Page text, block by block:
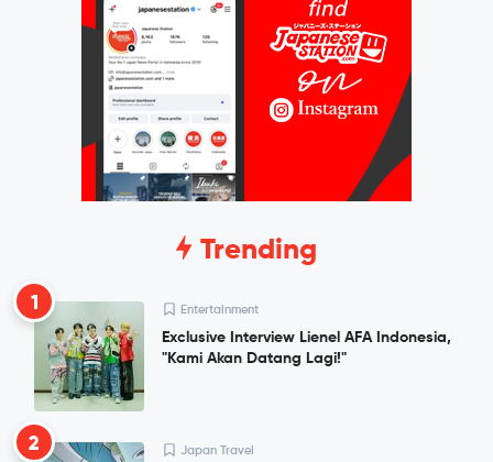
Trending
1 Entertainment
Exclusive Interview Lienel AFA Indonesia,
"Kami Akan Datang Lagi!"
2 Japan Travel